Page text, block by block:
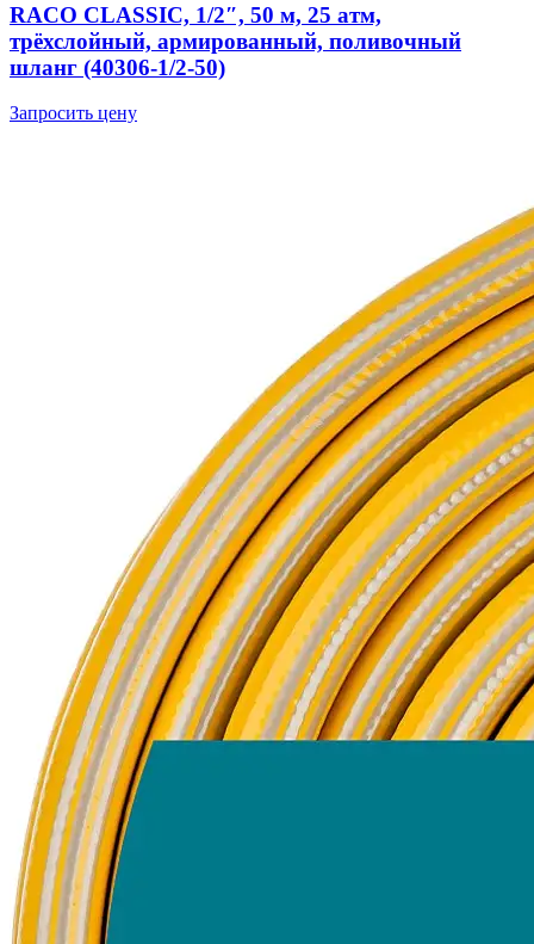
RACO CLASSIC, 1/2″, 50 м, 25 атм,
трёхслойный, армированный, поливочный
шланг (40306-1/2-50)
Запросить цену